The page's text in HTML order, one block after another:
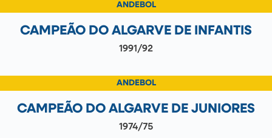
ANDEBOL
CAMPEÃO DO ALGARVE DE INFANTIS
1991/92
ANDEBOL
CAMPEÃO DO ALGARVE DE JUNIORES
1974/75